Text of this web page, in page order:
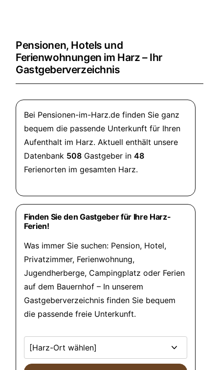
Pensionen, Hotels und
Ferienwohnungen im Harz – Ihr
Gastgeberverzeichnis
Bei Pensionen-im-Harz.de finden Sie ganz
bequem die passende Unterkunft für Ihren
Aufenthalt im Harz. Aktuell enthält unsere
Datenbank 508 Gastgeber in 48
Ferienorten im gesamten Harz.
Finden Sie den Gastgeber für Ihre Harz-
Ferien!
Was immer Sie suchen: Pension, Hotel,
Privatzimmer, Ferienwohnung,
Jugendherberge, Campingplatz oder Ferien
auf dem Bauernhof – In unserem
Gastgeberverzeichnis finden Sie bequem
die passende freie Unterkunft.